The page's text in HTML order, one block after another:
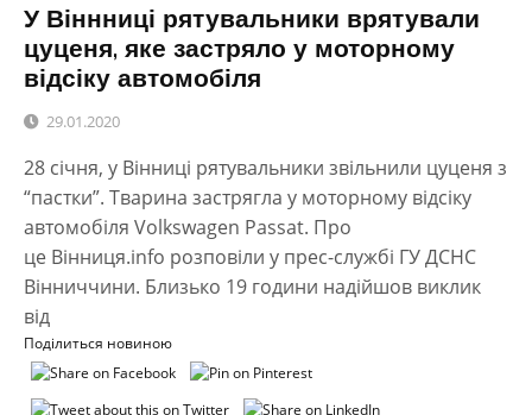
У Віннниці рятувальники врятували
цуценя, яке застряло у моторному
відсіку автомобіля
29.01.2020
28 січня, у Вінниці рятувальники звільнили цуценя з
“пастки”. Тварина застрягла у моторному відсіку
автомобіля Volkswagen Passat. Про
це Вінниця.info розповіли у прес-службі ГУ ДСНС
Вінниччини. Близько 19 години надійшов виклик
від
Поділиться новиною